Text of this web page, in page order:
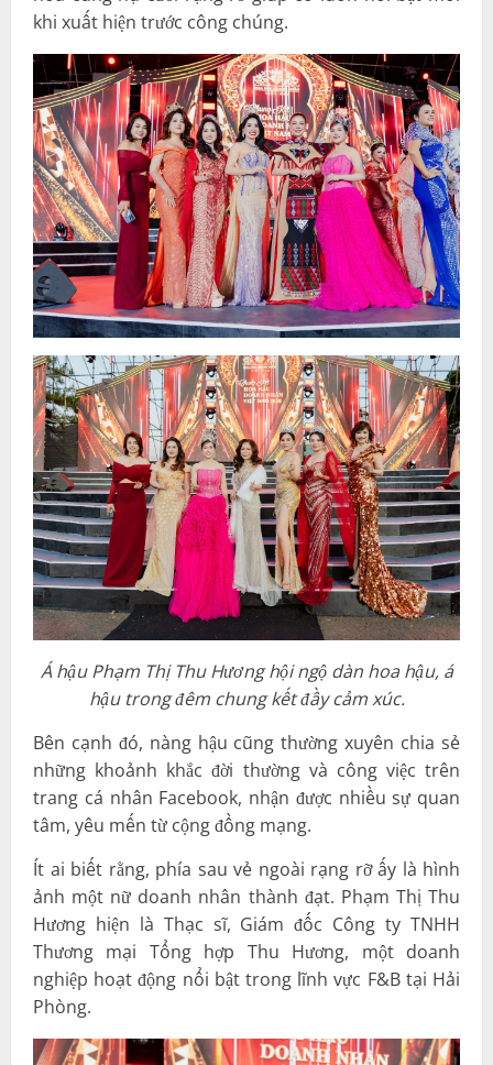
khi xuất hiện trước công chúng.
Á hậu Phạm Thị Thu Hương hội ngộ dàn hoa hậu, á
hậu trong đêm chung kết đầy cảm xúc.
Bên cạnh đó, nàng hậu cũng thường xuyên chia sẻ
những khoảnh khắc đời thường và công việc trên
trang cá nhân Facebook, nhận được nhiều sự quan
tâm, yêu mến từ cộng đồng mạng.
Ít ai biết rằng, phía sau vẻ ngoài rạng rỡ ấy là hình
ảnh một nữ doanh nhân thành đạt. Phạm Thị Thu
Hương hiện là Thạc sĩ, Giám đốc Công ty TNHH
Thương mại Tổng hợp Thu Hương, một doanh
nghiệp hoạt động nổi bật trong lĩnh vực F&B tại Hải
Phòng.